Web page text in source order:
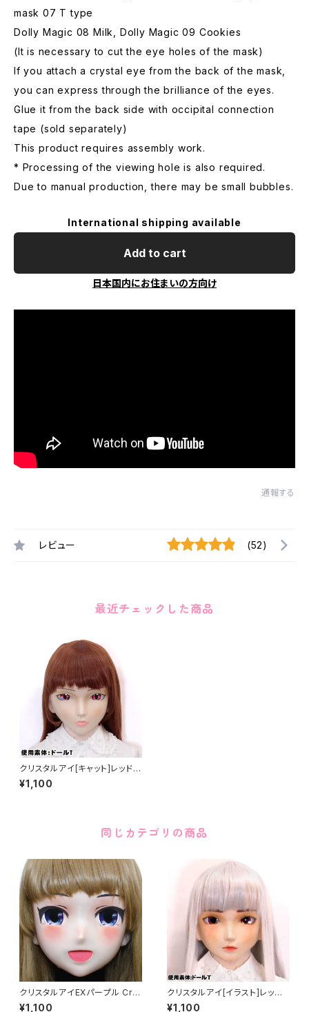
mask 07 T type
Dolly Magic 08 Milk, Dolly Magic 09 Cookies
(It is necessary to cut the eye holes of the mask)
If you attach a crystal eye from the back of the mask,
you can express through the brilliance of the eyes.
Glue it from the back side with occipital connection
tape (sold separately)
This product requires assembly work.
* Processing of the viewing hole is also required.
Due to manual production, there may be small bubbles.
International shipping available
Add to cart
日本国内にお住まいの方向け
通報する
レビュー (52)
最近チェックした商品
クリスタルアイ[キャット]レッド
Crystal Eye[CAT]Red
¥1,100
同じカテゴリの商品
クリスタルアイEXパープル Cry
stal Eye[EX]Purple
¥1,100
クリスタルアイ[イラスト]レッド
Crystal Eye[ILLUSTRATIO
¥1,100